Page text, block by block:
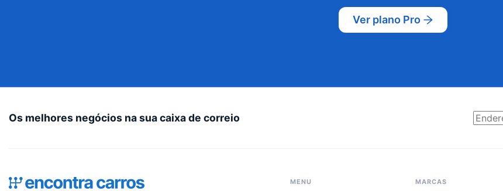
Ver plano Pro
Os melhores negócios na sua caixa de correio
MENU MARCAS